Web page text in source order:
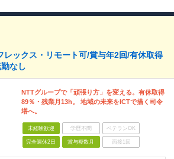
レックス・リモート可/賞与年2回/有休取得
なし
NTTグループで「頑張り方」を変える。有休取得
89％・残業月13h。 地域の未来をICTで描く司令
塔へ。
未経験歓迎 学歴不問 ベテランOK
完全週休2日 賞与複数月 面接1回